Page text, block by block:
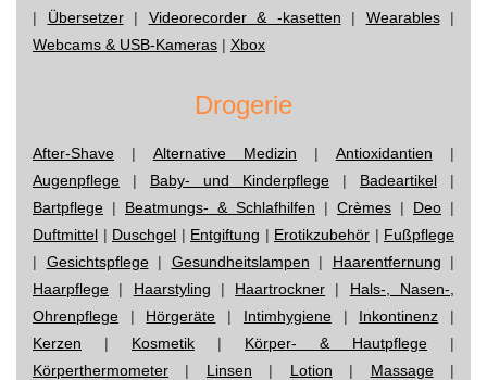
| Übersetzer| Videorecorder & -kasetten | Wearables|
Webcams & USB-Kameras | Xbox
Drogerie
After-Shave | Alternative Medizin | Antioxidantien |
Augenpflege | Baby- und Kinderpflege | Badeartikel |
Bartpflege | Beatmungs- & Schlafhilfen | Crèmes | Deo |
Duftmittel | Duschgel | Entgiftung | Erotikzubehör | Fußpflege
| Gesichtspflege| Gesundheitslampen | Haarentfernung |
Haarpflege | Haarstyling | Haartrockner | Hals-, Nasen-,
Ohrenpflege | Hörgeräte | Intimhygiene| Inkontinenz |
Kerzen | Kosmetik | Körper- & Hautpflege |
Körperthermometer | Linsen | Lotion | Massage|